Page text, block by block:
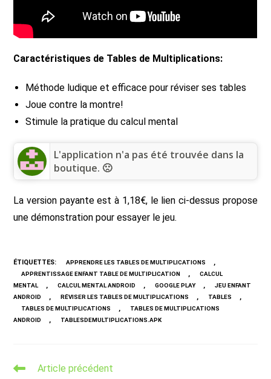
Caractéristiques de Tables de Multiplications:
Méthode ludique et efficace pour réviser ses tables
Joue contre la montre!
Stimule la pratique du calcul mental
L'application n'a pas été trouvée dans la
boutique. 🙁
La version payante est à 1,18€, le lien ci-dessus propose
une démonstration pour essayer le jeu.
ÉTIQUETTES: APPRENDRE LES TABLES DE MULTIPLICATIONS ,
APPRENTISSAGE ENFANT TABLE DE MULTIPLICATION ,
CALCUL
MENTAL
, CALCUL MENTAL ANDROID , GOOGLE PLAY ,
JEU ENFANT
ANDROID
, RÉVISER LES TABLES DE MULTIPLICATIONS , TABLES ,
TABLES DE MULTIPLICATIONS ,
TABLES DE MULTIPLICATIONS
ANDROID
, TABLESDEMULTIPLICATIONS.APK
Read
Article précédent